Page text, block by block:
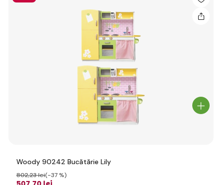
Woody 90242 Bucătărie Lily
802,23 lei(-37 %)